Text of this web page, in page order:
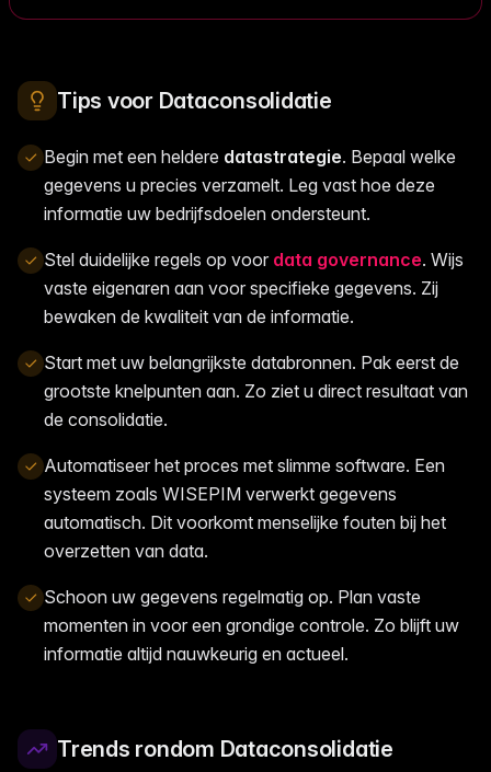
Tips voor Dataconsolidatie
Begin met een heldere datastrategie. Bepaal welke
gegevens u precies verzamelt. Leg vast hoe deze
informatie uw bedrijfsdoelen ondersteunt.
Stel duidelijke regels op voor data governance. Wijs
vaste eigenaren aan voor specifieke gegevens. Zij
bewaken de kwaliteit van de informatie.
Start met uw belangrijkste databronnen. Pak eerst de
grootste knelpunten aan. Zo ziet u direct resultaat van
de consolidatie.
Automatiseer het proces met slimme software. Een
systeem zoals WISEPIM verwerkt gegevens
automatisch. Dit voorkomt menselijke fouten bij het
overzetten van data.
Schoon uw gegevens regelmatig op. Plan vaste
momenten in voor een grondige controle. Zo blijft uw
informatie altijd nauwkeurig en actueel.
Trends rondom Dataconsolidatie